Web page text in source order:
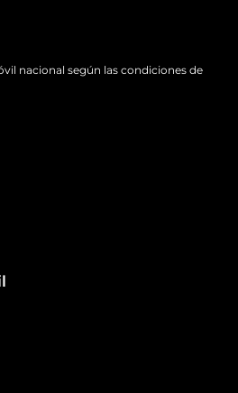
nacional según las condiciones de